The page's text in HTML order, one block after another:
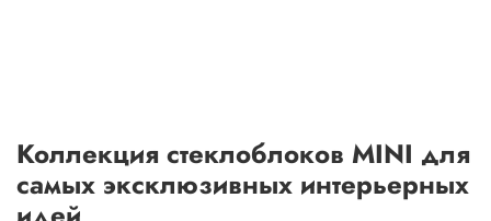
Коллекция стеклоблоков MINI для
самых эксклюзивных интерьерных